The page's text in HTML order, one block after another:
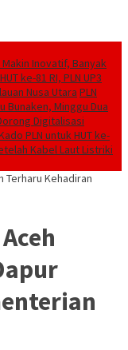
Inovatif, Banyak
ke-81 RI, PLN UP3
Nusa Utara PLN
Bunaken, Minggu Dua
Digitalisasi
PLN untuk HUT ke-
Kabel Laut Listriki
Terharu Kehadiran